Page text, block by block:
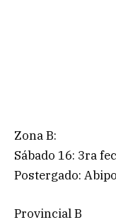
Zona B:
Sábado 16: 3ra
Postergado:
Provincial B